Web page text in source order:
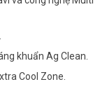
khuẩn Ag Clean.
Cool Zone.
số lượng